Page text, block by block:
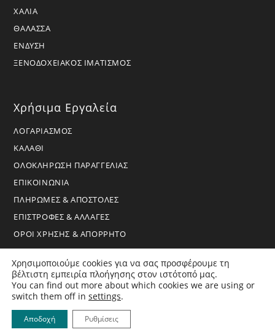
ΧΑΛΙΑ
ΘΑΛΑΣΣΑ
ΕΝΔΥΣΗ
ΞΕΝΟΔΟΧΕΙΑΚΟΣ ΙΜΑΤΙΣΜΟΣ
Χρήσιμα Εργαλεία
ΛΟΓΑΡΙΑΣΜΟΣ
ΚΑΛΑΘΙ
ΟΛΟΚΛΗΡΩΣΗ ΠΑΡΑΓΓΕΛΙΑΣ
ΕΠΙΚΟΙΝΩΝΙΑ
ΠΛΗΡΩΜΕΣ & ΑΠΟΣΤΟΛΕΣ
ΕΠΙΣΤΡΟΦΕΣ & ΑΛΛΑΓΕΣ
ΟΡΟΙ ΧΡΗΣΗΣ & ΑΠΟΡΡΗΤΟ
Copyright 2026 - BoraHome - All Rights Reserved
Χρησιμοποιούμε cookies για να σας προσφέρουμε τη
βέλτιστη εμπειρία πλοήγησης στον ιστότοπό μας.
You can find out more about which cookies we are using or
switch them off in settings.
Αποδοχή Ρυθμίσεις